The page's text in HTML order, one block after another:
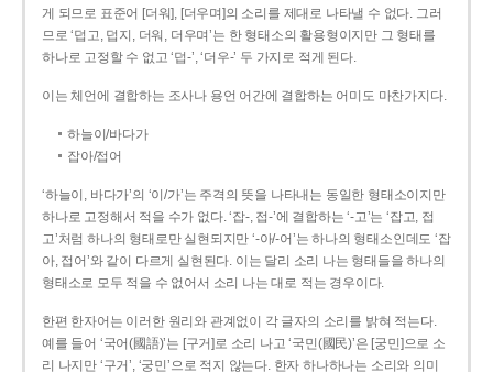
게 되므로 표준어 [더워], [더우며]의 소리를 제대로 나타낼 수 없다. 그러
므로 ‘덥고, 덥지, 더워, 더우며’는 한 형태소의 활용형이지만 그 형태를
하나로 고정할 수 없고 ‘덥-’, ‘더우-’ 두 가지로 적게 된다.
이는 체언에 결합하는 조사나 용언 어간에 결합하는 어미도 마찬가지다.
하늘이/바다가
잡아/접어
‘하늘이, 바다가’의 ‘이/가’는 주격의 뜻을 나타내는 동일한 형태소이지만
하나로 고정해서 적을 수가 없다. ‘잡-, 접-’에 결합하는 ‘-고’는 ‘잡고, 접
고’처럼 하나의 형태로만 실현되지만 ‘-아/-어’는 하나의 형태소인데도 ‘잡
아, 접어’와 같이 다르게 실현된다. 이는 달리 소리 나는 형태들을 하나의
형태소로 모두 적을 수 없어서 소리 나는 대로 적는 경우이다.
한편 한자어는 이러한 원리와 관계없이 각 글자의 소리를 밝혀 적는다.
예를 들어 ‘국어(國語)’는 [구거]로 소리 나고 ‘국민(國民)’은 [궁민]으로 소
리 나지만 ‘구거’, ‘궁민’으로 적지 않는다. 한자 하나하나는 소리와 의미